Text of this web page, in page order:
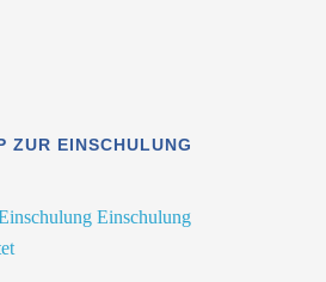
ZUR EINSCHULUNG